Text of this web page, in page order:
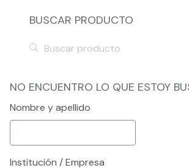
BUSCAR PRODUCTO
NO ENCUENTRO LO QUE ESTOY
Nombre y apellido
Institución / Empresa